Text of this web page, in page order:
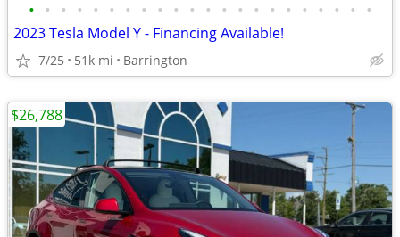
• • • • • • • • • • • • • • • • • • • • • •
2023 Tesla Model Y - Financing Available!
7/25 51k mi Barrington
$26,788